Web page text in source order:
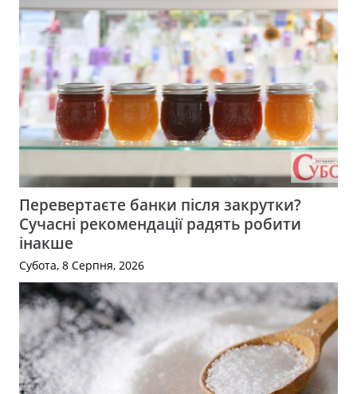
Перевертаєте банки після закрутки?
Сучасні рекомендації радять робити
інакше
Субота, 8 Серпня, 2026